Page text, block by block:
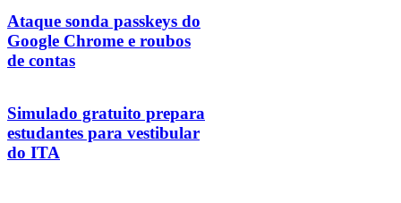
Ataque sonda passkeys do
Google Chrome e roubos
de contas
Simulado gratuito prepara
estudantes para vestibular
do ITA